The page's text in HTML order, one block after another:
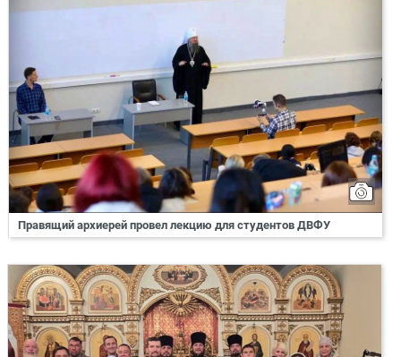
Правящий архиерей провел лекцию для студентов ДВФУ